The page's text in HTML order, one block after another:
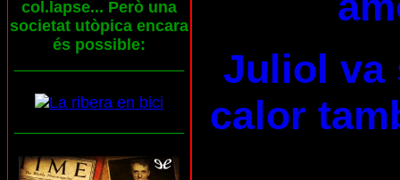
col.lapse... Però una
societat utòpica encara
és possible:
Juliol va
calor